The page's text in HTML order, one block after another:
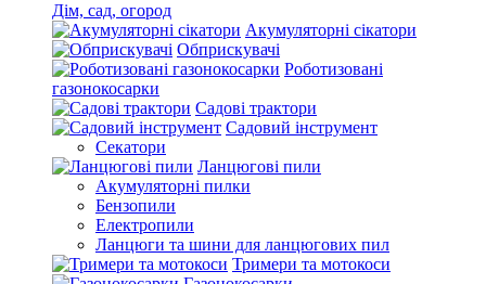
Дім, сад, огород
Акумуляторні сікатори
Обприскувачі
Роботизовані
газонокосарки
Садові трактори
Садовий інструмент
Секатори
Ланцюгові пили
Акумуляторні пилки
Бензопили
Електропили
Ланцюги та шини для ланцюгових пил
Тримери та мотокоси